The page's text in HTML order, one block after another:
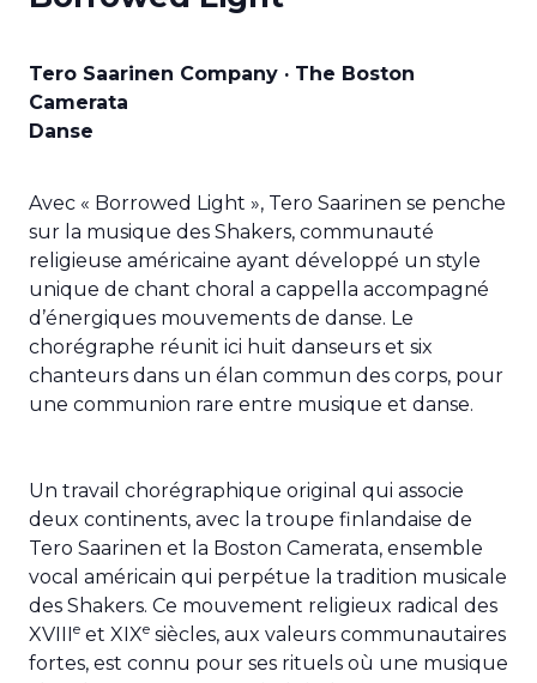
Tero Saarinen Company · The Boston
Camerata
Danse
Avec « Borrowed Light », Tero Saarinen se penche
sur la musique des Shakers, communauté
religieuse américaine ayant développé un style
unique de chant choral a cappella accompagné
d’énergiques mouvements de danse. Le
chorégraphe réunit ici huit danseurs et six
chanteurs dans un élan commun des corps, pour
une communion rare entre musique et danse.
Un travail chorégraphique original qui associe
deux continents, avec la troupe finlandaise de
Tero Saarinen et la Boston Camerata, ensemble
vocal américain qui perpétue la tradition musicale
des Shakers. Ce mouvement religieux radical des
XVIIIe et XIXe siècles, aux valeurs communautaires
fortes, est connu pour ses rituels où une musique